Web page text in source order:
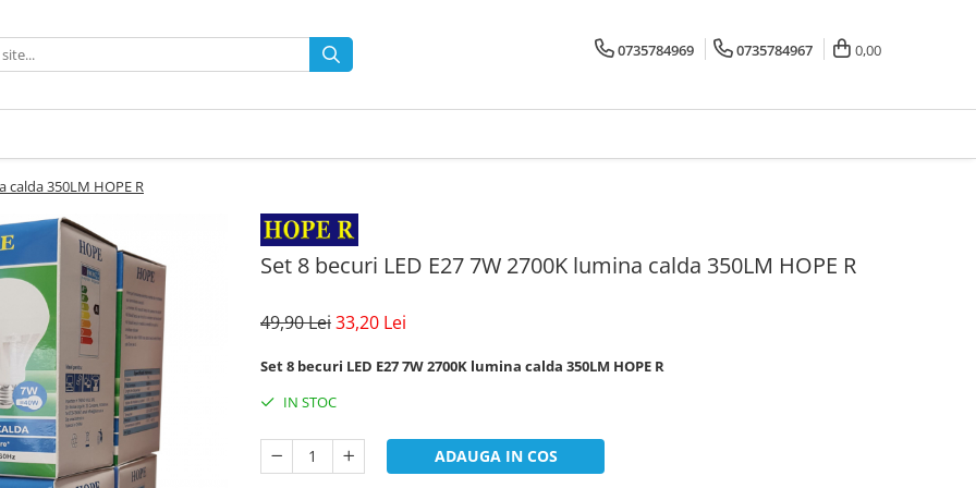
0735784969 0735784967 0,00
calda 350LM HOPE R
Set 8 becuri LED E27 7W 2700K lumina calda 350LM HOPE R
49,90 Lei33,20 Lei
Set 8 becuri LED E27 7W 2700K lumina calda 350LM HOPE R
IN STOC
ADAUGA IN COS